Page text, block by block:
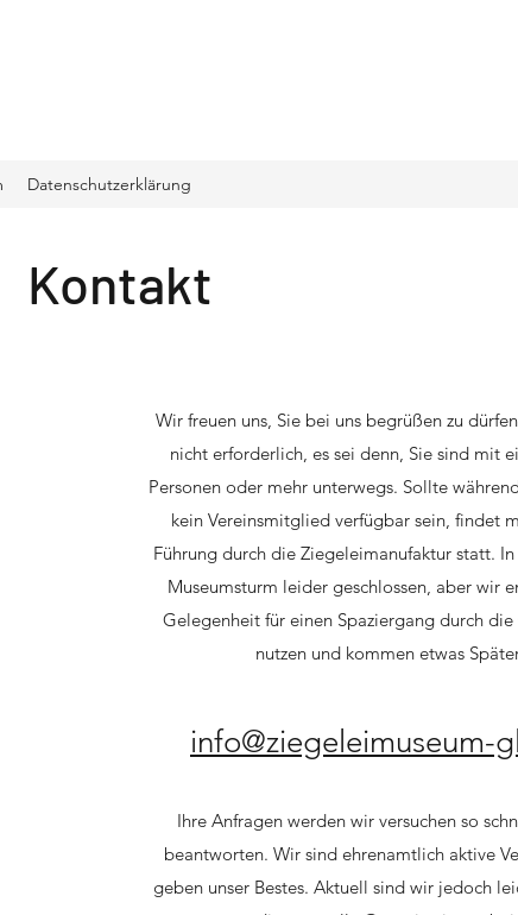
Datenschutzerklärung
Kontakt
Wir freuen uns, Sie bei uns begrüßen zu
nicht erforderlich, es sei denn, Sie sind mit
Personen oder mehr unterwegs. Sollte
kein Vereinsmitglied verfügbar sein, findet
Führung durch die Ziegeleimanufaktur statt.
Museumsturm leider geschlossen, aber wir
Gelegenheit für einen Spaziergang durch
nutzen und kommen etwas
info@ziegeleimuseum-
Ihre Anfragen werden wir versuchen so
beantworten. Wir sind ehrenamtlich aktive
geben unser Bestes. Aktuell sind wir jedoch